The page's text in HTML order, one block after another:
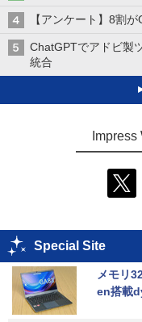
【アンケート】8割
ChatGPTでアドビ製
統合
Special Site
メモリ
en搭載